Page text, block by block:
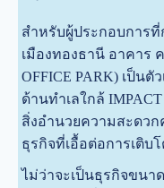
สำหรับผู้ประกอบการ
เมืองทองธานี อาคาร
OFFICE PARK) เป็น
ด้านทำเลใกล้
สิ่งอำนวยความสะดว
ธุรกิจที่เอื้อต่อการเติบ
ไม่ว่าจะเป็นธุรกิจขนา